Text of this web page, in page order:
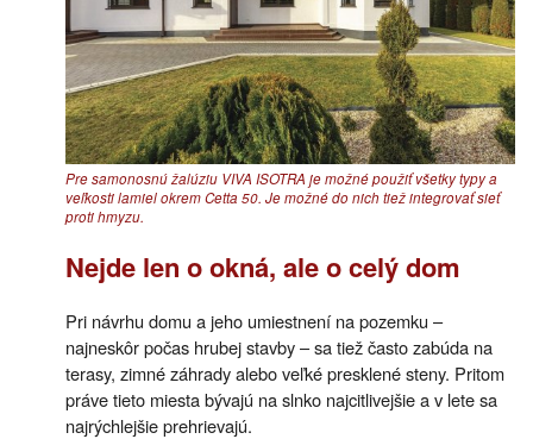
Pre samonosnú žalúziu VIVA ISOTRA je možné použiť všetky typy a
veľkosti lamiel okrem Cetta 50. Je možné do nich tiež integrovať sieť
proti hmyzu.
Nejde len o okná, ale o celý dom
Pri návrhu domu a jeho umiestnení na pozemku –
najneskôr počas hrubej stavby – sa tiež často zabúda na
terasy, zimné záhrady alebo veľké presklené steny. Pritom
práve tieto miesta bývajú na slnko najcitlivejšie a v lete sa
najrýchlejšie prehrievajú.